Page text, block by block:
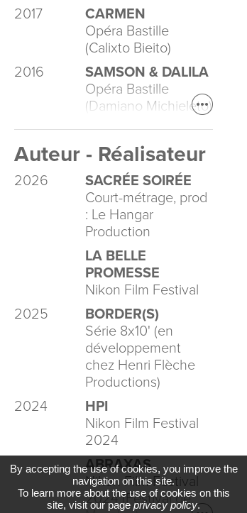
2017
CARMEN
Opéra Bastille
(Calixto Bieito)
2016
SAMSON & DALILA
Opéra Bastille
(Damiano Michieleto)
Auteur - Réalisateur
2026
SACRÉE SOIRÉE
Court-métrage, prod
: Le Hangar
Production
LA BELLE
PROMESSE
Nikon Film Festival
2025
BORDER(S)
Série 8x10' (en
développement
chez Henri Flèche
Productions)
2024
HPI
Nikon Film Festival
2024
ABRAXAS
Nikon Film Festival
2024 (Festival de
By accepting the use of cookies, you improve the
navigation on this site.
To learn more about the use of cookies on this
site, visit our page privacy policy.